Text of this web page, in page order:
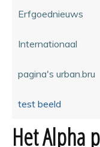
Erfgoednieuws
Internationaal
pagina's urban.bru
test beeld
Het Alpha